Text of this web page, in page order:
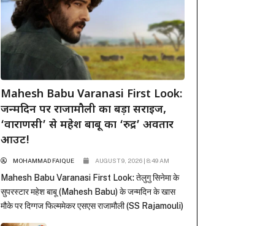
Mahesh Babu Varanasi First Look:
जन्मदिन पर राजामौली का बड़ा सरप्राइज,
‘वाराणसी’ से महेश बाबू का ‘रुद्र’ अवतार
आउट!
MOHAMMAD FAIQUE AUGUST 9, 2026 | 8:49 AM
Mahesh Babu Varanasi First Look: तेलुगु सिनेमा के
सुपरस्टार महेश बाबू (Mahesh Babu) के जन्मदिन के खास
मौके पर दिग्गज फिल्ममेकर एसएस राजामौली (SS Rajamouli)